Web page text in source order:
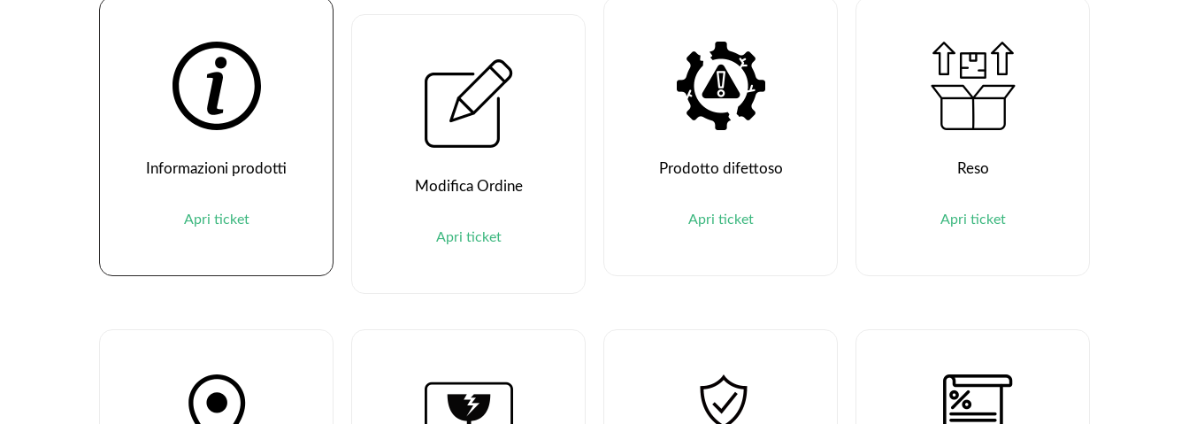
Informazioni prodotti
Apri ticket
Modifica Ordine
Apri ticket
Prodotto difettoso
Apri ticket
Reso
Apri ticket